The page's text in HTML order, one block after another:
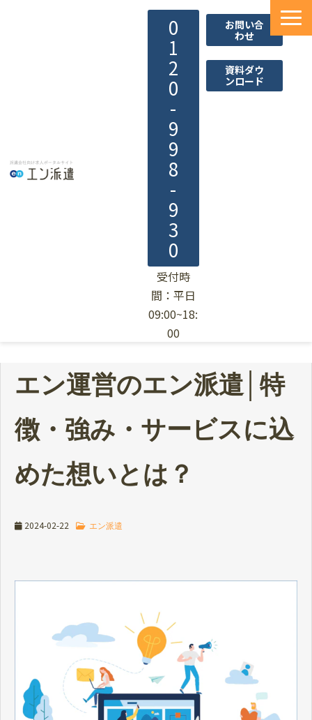
0
1
2
0
-
9
9
8
-
9
3
0
受付時
間：平日
09:00~18:
00
お問い合
わせ
資料ダウ
ンロード
お役立ち資料
派遣スタッフの依頼
エン運営のエン派遣│特
徴・強み・サービスに込
めた想いとは？
2024-02-22 エン派遣